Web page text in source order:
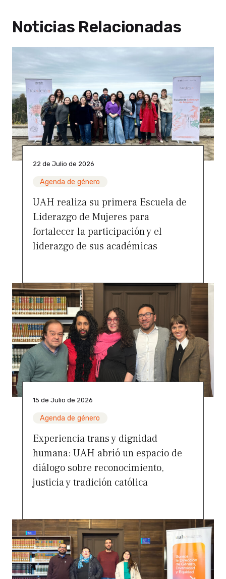
Noticias Relacionadas
22 de Julio de 2026
Agenda de género
UAH realiza su primera Escuela de
Liderazgo de Mujeres para
fortalecer la participación y el
liderazgo de sus académicas
15 de Julio de 2026
Agenda de género
Experiencia trans y dignidad
humana: UAH abrió un espacio de
diálogo sobre reconocimiento,
justicia y tradición católica